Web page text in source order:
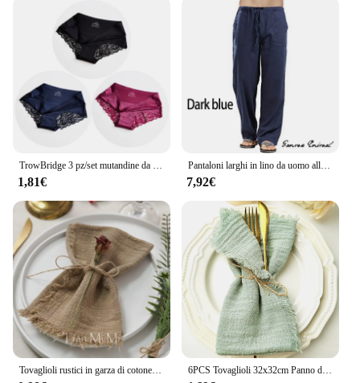
and as a wholesale product for vendors and
suppliers. The sets are not only durable but also
easy to care for, ensuring that they maintain their
shape and support over time. Their resilience and
performance make them an ideal choice for anyone
looking for a set that can keep up with their active
lifestyle.
TrowBridge 3 pz/set mutandine da donna squisita biancheria intima di pizzo Lingerie Sexy slip in raso di seta dolce di grandi dimensioni mutande morbide e accoglienti
1,81€
Pantaloni larghi in lino da uomo alla moda Pantaloni coreani Sport oversize Streetwear Pantaloni da yoga primaverili maschili Abbigliamento casual da uomo Pantaloni sportivi
7,92€
Tovaglioli rustici in garza di cotone Elegante e morbido lino in tessuto retrò per la cena della festa nuziale Decorazione della tavola per uso quotidiano 6PCS Tovaglioli 32x32cm Panno di cotone Garza Retro Burr Rustico Asciugamano da cucina Sala da pranzo Tovagliolo di lino per feste di nozze Decorazioni per la tavola